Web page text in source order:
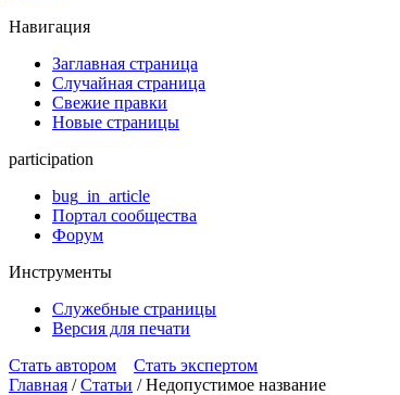
Навигация
Заглавная страница
Случайная страница
Свежие правки
Новые страницы
participation
bug_in_article
Портал сообщества
Форум
Инструменты
Служебные страницы
Версия для печати
Стать автором
Стать экспертом
Главная /Статьи /Недопустимое название